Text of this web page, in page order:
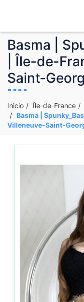
Basma |
| Île-de-
Saint-
Inicio Île-de-France
Basma |
Villeneuve-Saint-